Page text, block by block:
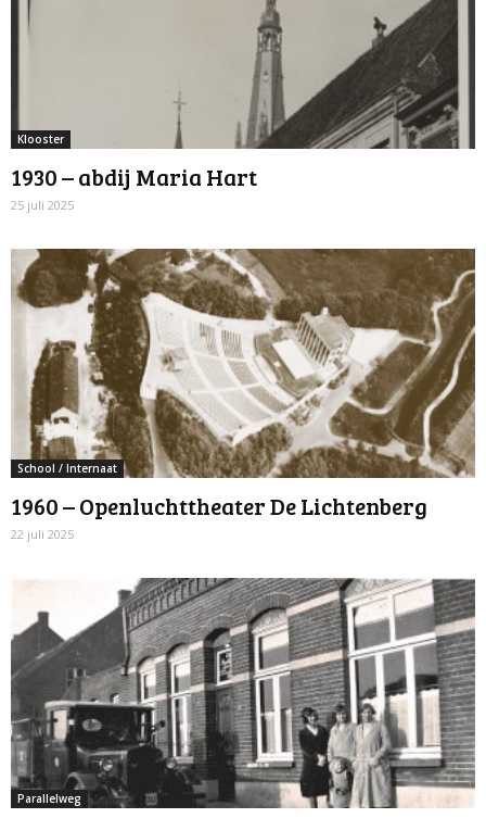
Klooster
1930 – abdij Maria Hart
25 juli 2025
School / Internaat
1960 – Openluchttheater De Lichtenberg
22 juli 2025
Parallelweg